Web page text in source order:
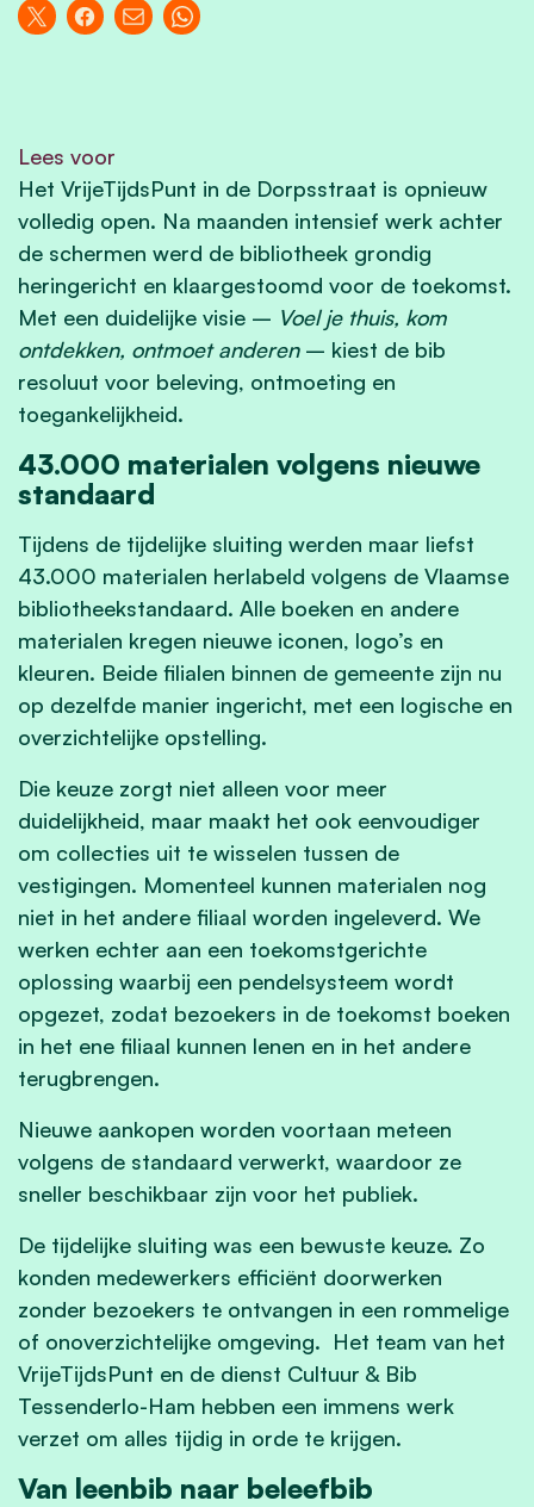
Lees voor
Het VrijeTijdsPunt in de Dorpsstraat is opnieuw
volledig open. Na maanden intensief werk achter
de schermen werd de bibliotheek grondig
heringericht en klaargestoomd voor de toekomst.
Met een duidelijke visie – Voel je thuis, kom
ontdekken, ontmoet anderen– kiest de bib
resoluut voor beleving, ontmoeting en
toegankelijkheid.
43.000 materialen volgens nieuwe
standaard
Tijdens de tijdelijke sluiting werden maar liefst
43.000 materialen herlabeld volgens de Vlaamse
bibliotheekstandaard. Alle boeken en andere
materialen kregen nieuwe iconen, logo’s en
kleuren. Beide filialen binnen de gemeente zijn nu
op dezelfde manier ingericht, met een logische en
overzichtelijke opstelling.
Die keuze zorgt niet alleen voor meer
duidelijkheid, maar maakt het ook eenvoudiger
om collecties uit te wisselen tussen de
vestigingen. Momenteel kunnen materialen nog
niet in het andere filiaal worden ingeleverd. We
werken echter aan een toekomstgerichte
oplossing waarbij een pendelsysteem wordt
opgezet, zodat bezoekers in de toekomst boeken
in het ene filiaal kunnen lenen en in het andere
terugbrengen.
Nieuwe aankopen worden voortaan meteen
volgens de standaard verwerkt, waardoor ze
sneller beschikbaar zijn voor het publiek.
De tijdelijke sluiting was een bewuste keuze. Zo
konden medewerkers efficiënt doorwerken
zonder bezoekers te ontvangen in een rommelige
of onoverzichtelijke omgeving. Het team van het
VrijeTijdsPunt en de dienst Cultuur & Bib
Tessenderlo-Ham hebben een immens werk
verzet om alles tijdig in orde te krijgen.
Van leenbib naar beleefbib